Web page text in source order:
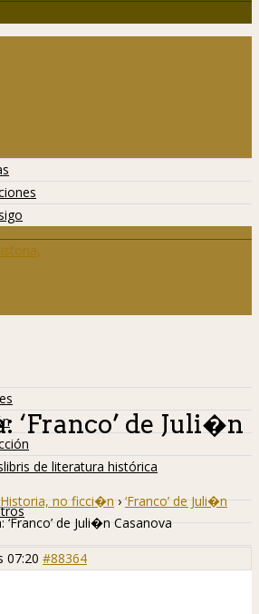
de literatura histórica
‘Franco’ de Juli�n
Historia, no ficci�n › ‘Franco’ de Juli�n
‘Franco’ de Juli�n Casanova
07:20 #88364